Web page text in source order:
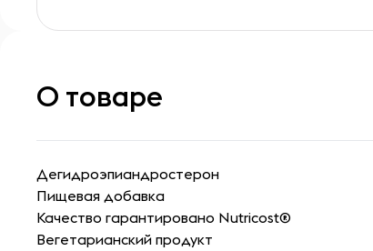
О товаре
Дегидроэпиандростерон
Пищевая добавка
Качество гарантировано Nutricost®
Вегетарианский продукт